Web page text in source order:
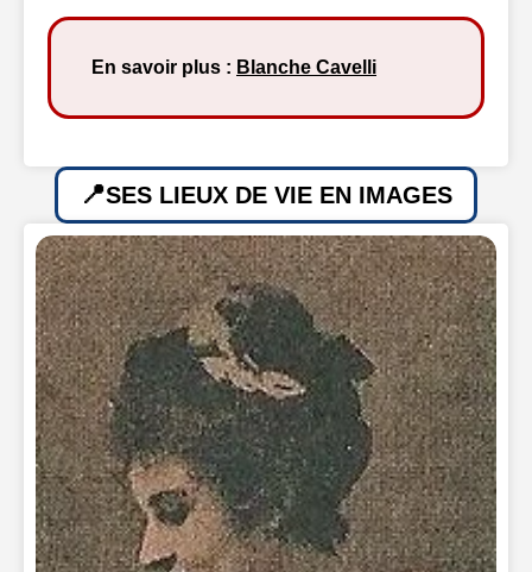
En savoir plus : Blanche Cavelli
SES LIEUX DE VIE EN IMAGES